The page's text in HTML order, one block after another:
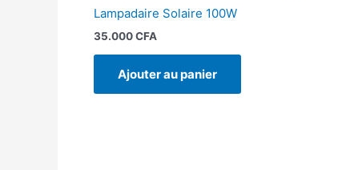
Lampadaire Solaire 100W
35.000CFA
Ajouter au panier